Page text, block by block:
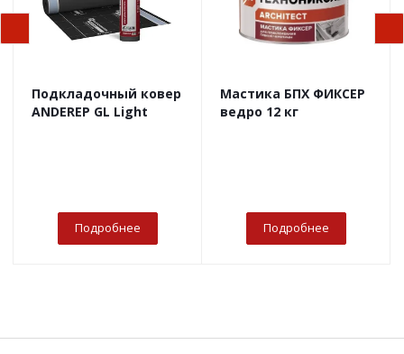
Подкладочный ковер
ANDEREP GL Light
Подробнее
Мастика БПХ ФИКСЕР
ведро 12 кг
Подробнее